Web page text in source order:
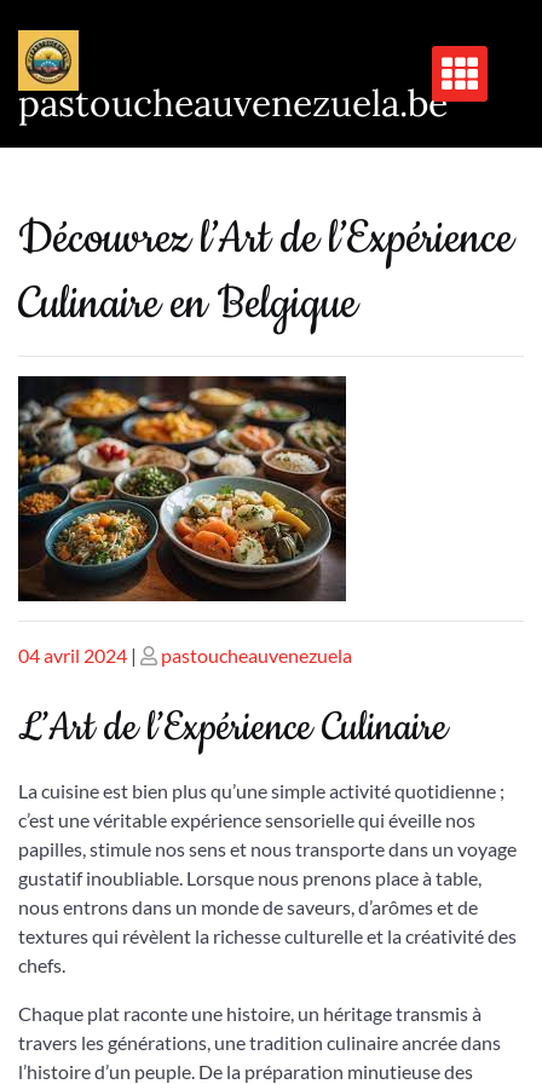
contenu
pastoucheauvenezuela.be
Découvrez l’Art de l’Expérience
Culinaire en Belgique
Publié
04 avril 2024 | Publié
pastoucheauvenezuela
L’Art de l’Expérience Culinaire
La cuisine est bien plus qu’une simple activité quotidienne ;
c’est une véritable expérience sensorielle qui éveille nos
papilles, stimule nos sens et nous transporte dans un voyage
gustatif inoubliable. Lorsque nous prenons place à table,
nous entrons dans un monde de saveurs, d’arômes et de
textures qui révèlent la richesse culturelle et la créativité des
chefs.
Chaque plat raconte une histoire, un héritage transmis à
travers les générations, une tradition culinaire ancrée dans
l’histoire d’un peuple. De la préparation minutieuse des